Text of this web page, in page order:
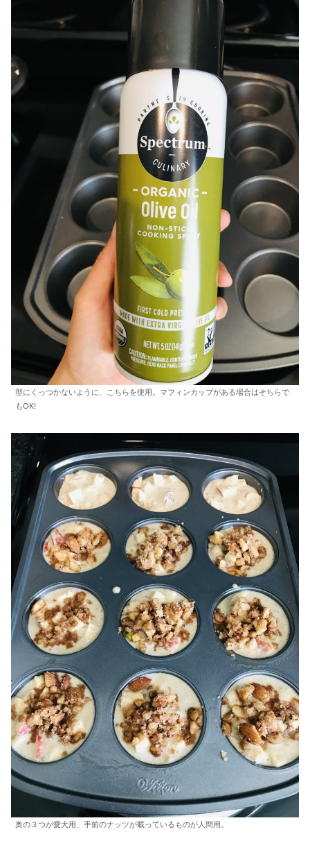
型にくっつかないように、こちらを使用。マフィンカップがある場合はそちらで
もOK!
奥の３つが愛犬用、手前のナッツが載っているものが人間用。